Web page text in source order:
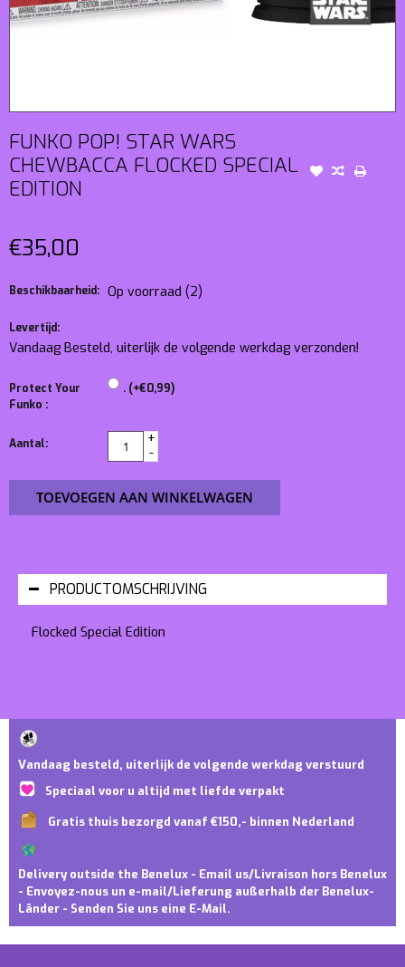
FUNKO POP! STAR WARS
CHEWBACCA FLOCKED SPECIAL
EDITION
€35,00
Beschikbaarheid: Op voorraad (2)
Levertijd:
Vandaag Besteld, uiterlijk de volgende werkdag verzonden!
Protect Your
Funko :
. (+€0,99)
Aantal:
+
-
TOEVOEGEN AAN WINKELWAGEN
PRODUCTOMSCHRIJVING
Flocked Special Edition
Vandaag besteld, uiterlijk de volgende werkdag verstuurd
Speciaal voor u altijd met liefde verpakt
Gratis thuis bezorgd vanaf €150,- binnen Nederland
Delivery outside the Benelux - Email us/Livraison hors Benelux
- Envoyez-nous un e-mail/Lieferung außerhalb der Benelux-
Länder - Senden Sie uns eine E-Mail.